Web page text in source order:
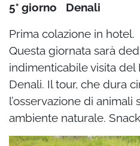
5° giorno Denali
Prima colazione in hotel.
Questa giornata sarà
indimenticabile visita del
Denali. Il tour, che dura
l’osservazione di
ambiente naturale.